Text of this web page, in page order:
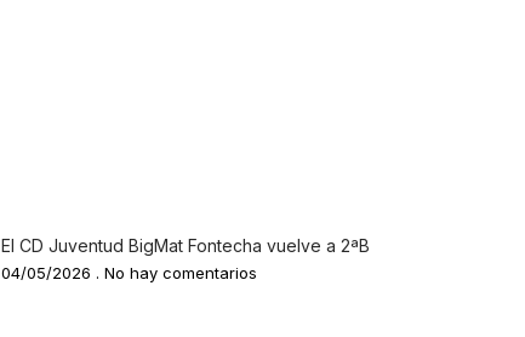
El CD Juventud BigMat Fontecha vuelve a 2ªB
04/05/2026 No hay comentarios